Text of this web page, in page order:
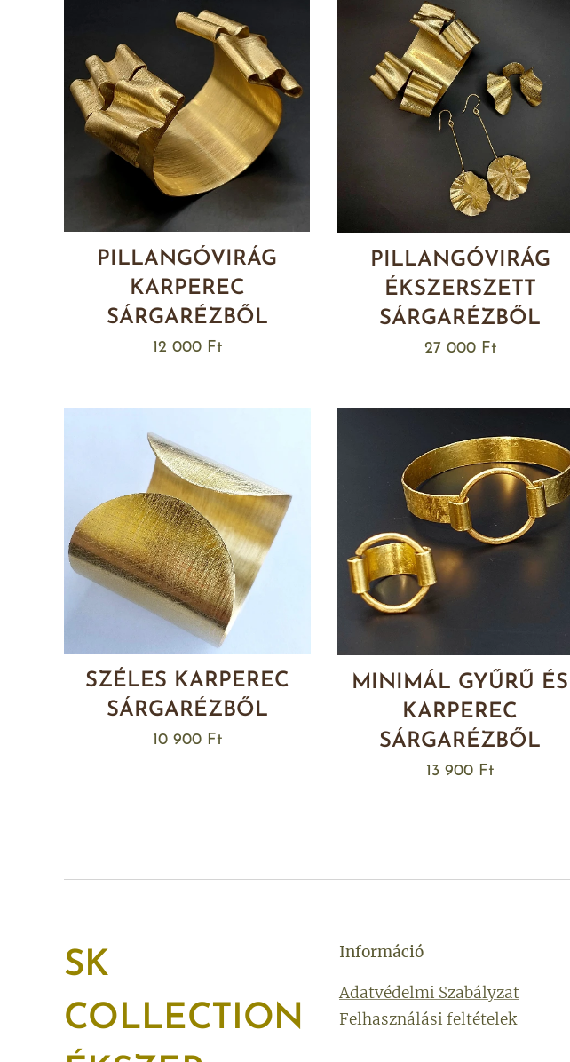
PILLANGÓVIRÁG
KARPEREC
SÁRGARÉZBŐL
12 000Ft
PILLANGÓVIRÁG
ÉKSZERSZETT
SÁRGARÉZBŐL
27 000Ft
SZÉLES KARPEREC
SÁRGARÉZBŐL
10 900Ft
MINIMÁL GYŰRŰ ÉS
KARPEREC
SÁRGARÉZBŐL
13 900 Ft
SK
COLLECTION
Információ
Adatvédelmi Szabályzat
Felhasználási feltételek